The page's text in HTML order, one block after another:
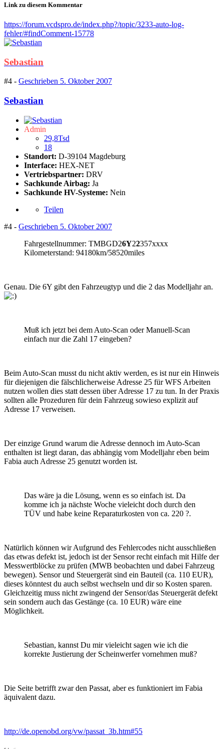
Link zu diesem Kommentar
https://forum.vcdspro.de/index.php?/topic/3233-auto-log-
fehler/#findComment-15778
Sebastian
#4 - Geschrieben 5. Oktober 2007
Sebastian
Admin
29,8Tsd
18
Standort: D-39104 Magdeburg
Interface: HEX-NET
Vertriebspartner: DRV
Sachkunde Airbag: Ja
Sachkunde HV-Systeme: Nein
Teilen
#4 - Geschrieben 5. Oktober 2007
Fahrgestellnummer: TMBGD26Y22357xxxx
Kilometerstand: 94180km/58520miles
Genau. Die 6Y gibt den Fahrzeugtyp und die 2 das Modelljahr an.
Muß ich jetzt bei dem Auto-Scan oder Manuell-Scan
einfach nur die Zahl 17 eingeben?
Beim Auto-Scan musst du nicht aktiv werden, es ist nur ein Hinweis
für diejenigen die fälschlicherweise Adresse 25 für WFS Arbeiten
nutzen wollen dies statt dessen über Adresse 17 zu tun. In der Praxis
sollten alle Prozeduren für dein Fahrzeug sowieso explizit auf
Adresse 17 verweisen.
Der einzige Grund warum die Adresse dennoch im Auto-Scan
enthalten ist liegt daran, das abhängig vom Modelljahr eben beim
Fabia auch Adresse 25 genutzt worden ist.
Das wäre ja die Lösung, wenn es so einfach ist. Da
komme ich ja nächste Woche vieleicht doch durch den
TÜV und habe keine Reparaturkosten von ca. 220 ?.
Natürlich können wir Aufgrund des Fehlercodes nicht ausschließen
das etwas defekt ist, jedoch ist der Sensor recht einfach mit Hilfe der
Messwertblöcke zu prüfen (MWB beobachten und dabei Fahrzeug
bewegen). Sensor und Steuergerät sind ein Bauteil (ca. 110 EUR),
dieses könntest du auch selbst wechseln und dir so Kosten sparen.
Gleichzeitig muss nicht zwingend der Sensor/das Steuergerät defekt
sein sondern auch das Gestänge (ca. 10 EUR) wäre eine
Möglichkeit.
Sebastian, kannst Du mir vieleicht sagen wie ich die
korrekte Justierung der Scheinwerfer vornehmen muß?
Die Seite betrifft zwar den Passat, aber es funktioniert im Fabia
äquivalent dazu.
http://de.openobd.org/vw/passat_3b.htm#55